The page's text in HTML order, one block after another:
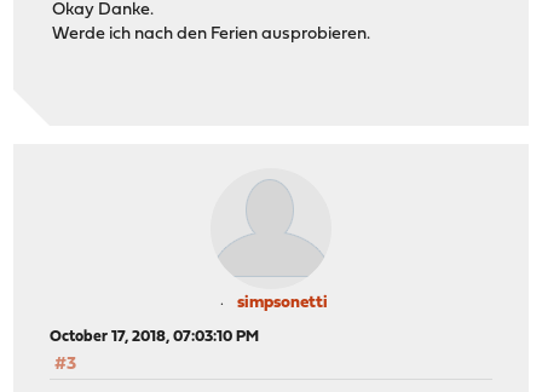
Okay Danke.
Werde ich nach den Ferien ausprobieren.
simpsonetti
October 17, 2018, 07:03:10 PM
#3